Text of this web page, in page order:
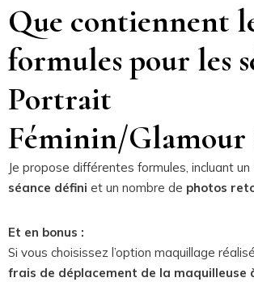
Que contiennent
formules pour les
Portrait
Féminin/Glamour
Je propose différentes formules, incluant un
séance défini et un nombre de photos
Et en bonus :
Si vous choisissez l’option maquillage
frais de déplacement de la maquilleuse